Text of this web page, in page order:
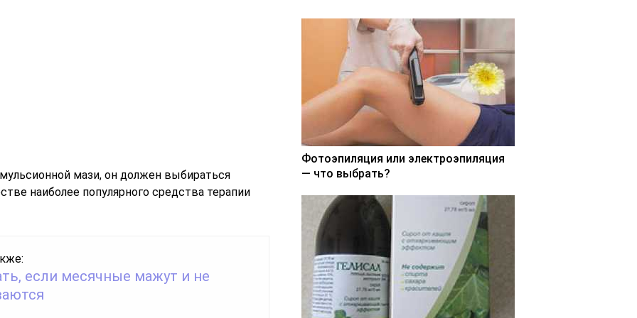
мази, он должен выбираться
наиболее популярного средства терапии
если месячные мажут и не
Фотоэпиляция или электроэпиляция
— что выбрать?